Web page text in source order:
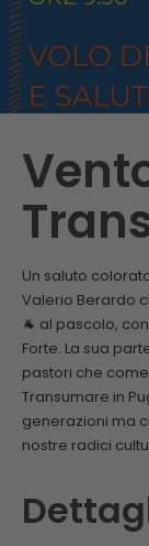
Un saluto
Valerio Berardo
🐐 al pascolo,
Forte. La sua
pastori che
Transumare in
generazioni ma
nostre radici